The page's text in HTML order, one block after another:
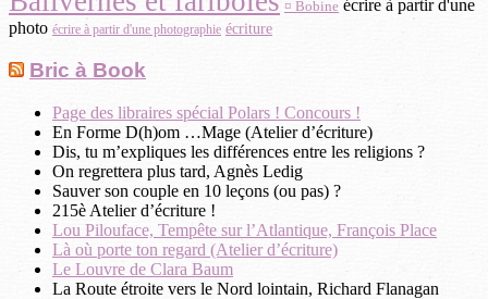
¤ Bobine écrire à partir d'une
photo écrire à partir d'une photographie écriture
Bric à Book
Page des libraires spécial Polars ! Concours !
En Forme D(h)om …Mage (Atelier d’écriture)
Dis, tu m’expliques les différences entre les religions ?
On regrettera plus tard, Agnès Ledig
Sauver son couple en 10 leçons (ou pas) ?
215è Atelier d’écriture !
Lou Pilouface, Tempête sur l’Atlantique, François Place
Là où porte ton regard (Atelier d’écriture)
Le Louvre de Clara Baum
La Route étroite vers le Nord lointain, Richard Flanagan